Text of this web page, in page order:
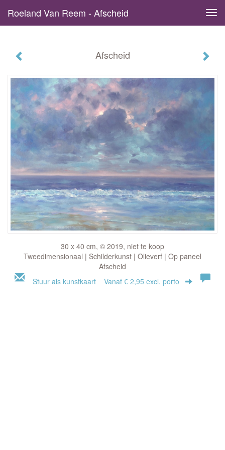
Roeland Van Reem - Afscheid
Afscheid
30 x 40 cm, © 2019, niet te koop
Tweedimensionaal | Schilderkunst | Olieverf | Op paneel
Afscheid
Stuur als kunstkaart Vanaf € 2,95 excl. porto